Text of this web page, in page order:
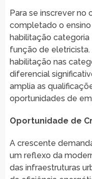
Para se inscrever no
completado o
habilitação categoria
função de
habilitação nas
diferencial
amplia as
oportunidades de
Oportunidade de
A crescente
um reflexo da
das infraestruturas